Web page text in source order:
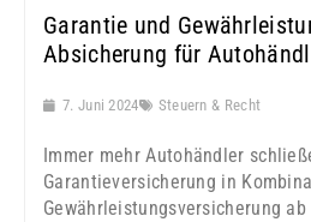
Garantie und
Absicherung für
7. Juni 2024 Steuern & Recht
Immer mehr Autohändler
Garantieversicherung in
Gewährleistungsversicherung